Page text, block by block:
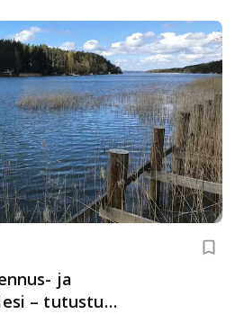
ja
– tutustu